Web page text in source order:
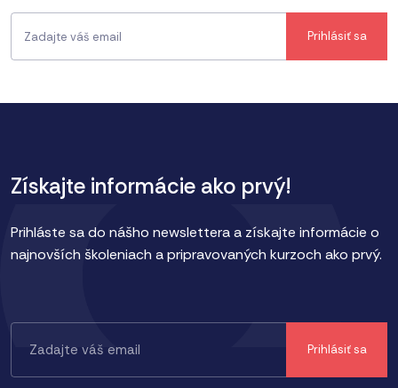
Získajte informácie ako prvý!
Prihláste sa do nášho newslettera a získajte informácie o
najnovších školeniach a pripravovaných kurzoch ako prvý.